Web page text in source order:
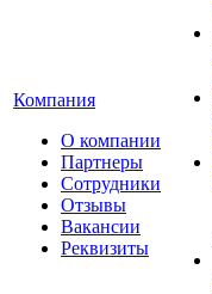
Компания
О компании
Партнеры
Сотрудники
Отзывы
Вакансии
Реквизиты